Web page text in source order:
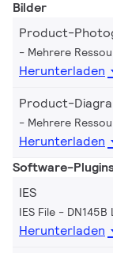
Bilder
Product-
Mehrere
Herunterladen
Product-
Mehrere
Herunterladen
Software-
IES
IES File -
Herunterladen